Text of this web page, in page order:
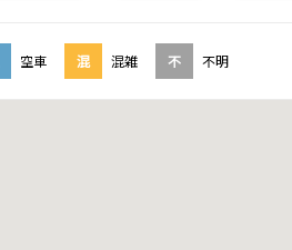
空車 混 混雑 不 不明